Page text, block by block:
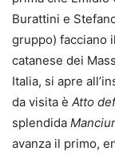
Burattini e
gruppo) facciano
catanese dei
Italia, si apre
da visita è Atto
splendida
avanza il primo,